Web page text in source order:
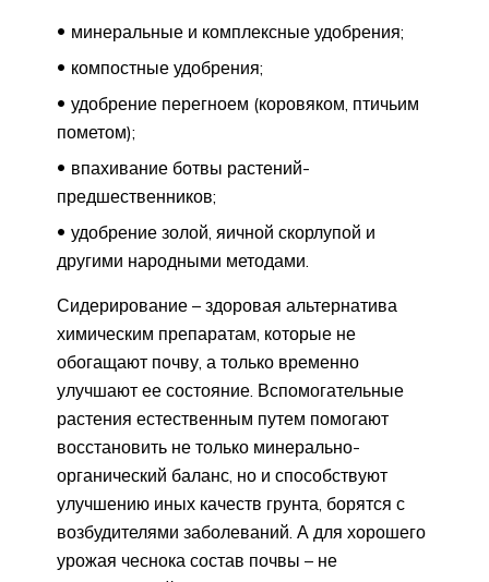
минеральные и комплексные удобрения;
компостные удобрения;
удобрение перегноем (коровяком, птичьим
пометом);
впахивание ботвы растений-
предшественников;
удобрение золой, яичной скорлупой и
другими народными методами.
Сидерирование – здоровая альтернатива
химическим препаратам, которые не
обогащают почву, а только временно
улучшают ее состояние. Вспомогательные
растения естественным путем помогают
восстановить не только минерально-
органический баланс, но и способствуют
улучшению иных качеств грунта, борятся с
возбудителями заболеваний. А для хорошего
урожая чеснока состав почвы – не